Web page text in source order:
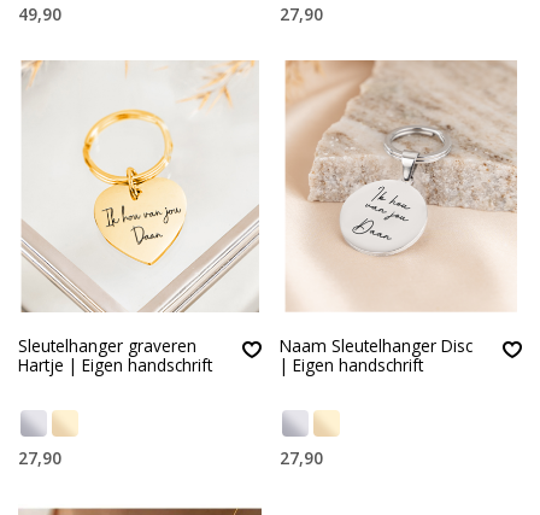
49,90 27,90
Sleutelhanger graveren
Hartje | Eigen handschrift
27,90
Naam Sleutelhanger Disc
| Eigen handschrift
27,90